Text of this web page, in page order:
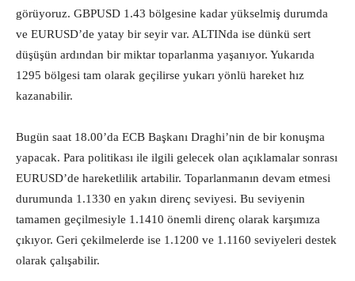
görüyoruz. GBPUSD 1.43 bölgesine kadar yükselmiş durumda
ve EURUSD’de yatay bir seyir var. ALTINda ise dünkü sert
düşüşün ardından bir miktar toparlanma yaşanıyor. Yukarıda
1295 bölgesi tam olarak geçilirse yukarı yönlü hareket hız
kazanabilir.
Bugün saat 18.00’da ECB Başkanı Draghi’nin de bir konuşma
yapacak. Para politikası ile ilgili gelecek olan açıklamalar sonrası
EURUSD’de hareketlilik artabilir. Toparlanmanın devam etmesi
durumunda 1.1330 en yakın direnç seviyesi. Bu seviyenin
tamamen geçilmesiyle 1.1410 önemli direnç olarak karşımıza
çıkıyor. Geri çekilmelerde ise 1.1200 ve 1.1160 seviyeleri destek
olarak çalışabilir.